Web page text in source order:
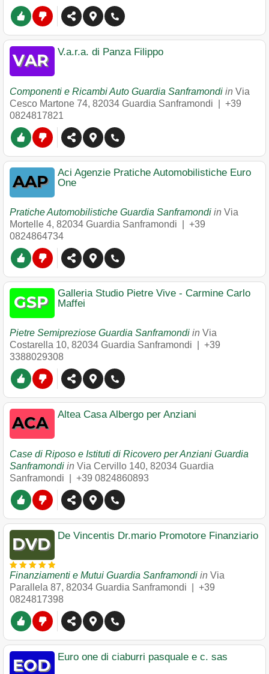
V.a.r.a. di Panza Filippo
Componenti e Ricambi Auto Guardia Sanframondi in Via
Cesco Martone 74, 82034 Guardia Sanframondi
+39
0824817821
Aci Agenzie Pratiche Automobilistiche Euro
One
Pratiche Automobilistiche Guardia Sanframondi in Via
Mortelle 4, 82034 Guardia Sanframondi
+39
0824864734
Galleria Studio Pietre Vive - Carmine Carlo
Maffei
Pietre Semipreziose Guardia Sanframondi in Via
Costarella 10, 82034 Guardia Sanframondi
+39
3388029308
Altea Casa Albergo per Anziani
Case di Riposo e Istituti di Ricovero per Anziani Guardia
Sanframondi in Via Cervillo 140, 82034 Guardia
Sanframondi
+39 0824860893
De Vincentis Dr.mario Promotore Finanziario
Finanziamenti e Mutui Guardia Sanframondi in Via
Parallela 87, 82034 Guardia Sanframondi
+39
0824817398
Euro one di ciaburri pasquale e c. sas